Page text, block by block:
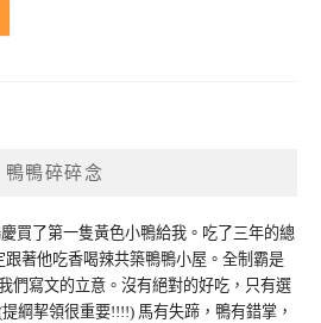
鴨鴨碎碎念
買了第一隻黃色小鴨給我。吃了三年的總
跟著他吃香喝辣共築鴨鴨小屋。全制霸是
們寫文的立意。沒有絕對的好吃，只有選
綱挈領很重要!!!!) 馬有失蹄，鴨有錯掌，